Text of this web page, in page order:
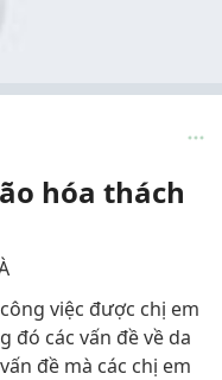
hóa thách
việc được chị em
đó các vấn đề về da
đề mà các chị em